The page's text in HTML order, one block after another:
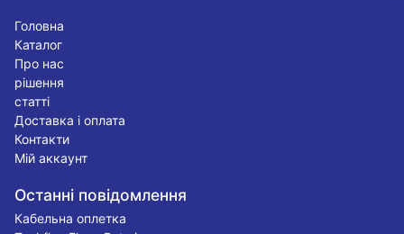
Головна
Каталог
Про нас
рішення
статті
Доставка і оплата
Контакти
Мій аккаунт
Останні повідомлення
Кабельна оплетка